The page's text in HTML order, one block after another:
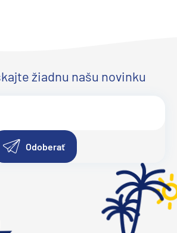
žiadnu našu novinku
Odoberať